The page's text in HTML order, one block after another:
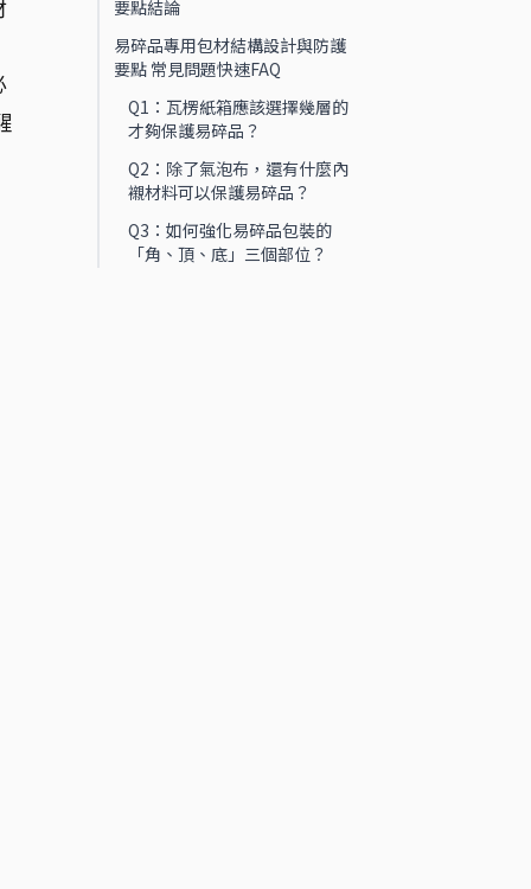
要點結論
易碎品專用包材結構設計與防護
要點 常見問題快速FAQ
Q1：瓦楞紙箱應該選擇幾層的
才夠保護易碎品？
Q2：除了氣泡布，還有什麼內
襯材料可以保護易碎品？
Q3：如何強化易碎品包裝的
「角、頂、底」三個部位？